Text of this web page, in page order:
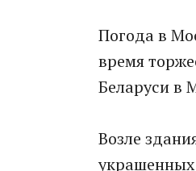
Погода в
время
Беларуси в
Возле